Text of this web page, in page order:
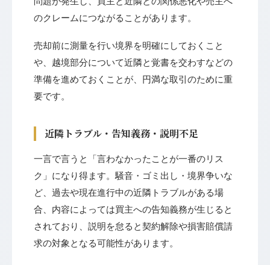
のクレームにつながることがあります。
売却前に測量を行い境界を明確にしておくこと
や、越境部分について近隣と覚書を交わすなどの
準備を進めておくことが、円満な取引のために重
要です。
近隣トラブル・告知義務・説明不足
一言で言うと「言わなかったことが一番のリス
ク」になり得ます。騒音・ゴミ出し・境界争いな
ど、過去や現在進行中の近隣トラブルがある場
合、内容によっては買主への告知義務が生じると
されており、説明を怠ると契約解除や損害賠償請
求の対象となる可能性があります。